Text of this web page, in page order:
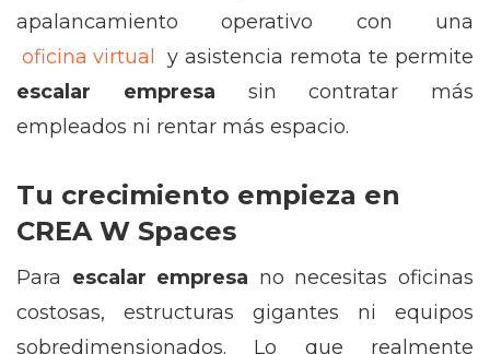
apalancamiento operativo con una
oficina virtual
y asistencia remota te permite
escalar empresa sin contratar más
empleados ni rentar más espacio.
Tu crecimiento empieza en
CREA W Spaces
Para escalar empresa no necesitas oficinas
costosas, estructuras gigantes ni equipos
sobredimensionados. Lo que realmente